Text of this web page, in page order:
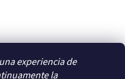
experiencia de
la